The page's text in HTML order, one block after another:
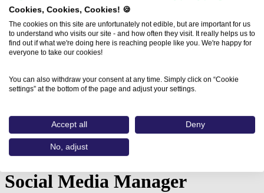
Home
Aus- und Weiterbildungen
Social Media Manager (vhs-Weiterbildungsakademie…
Social Media Manager
Cookies, Cookies, Cookies! 🍪
The cookies on this site are unfortunately not edible, but are important for us
to understand who visits our site - and how often they visit. It really helps us to
find out if what we're doing here is reaching people like you. We're happy for
everyone to take our cookies!
You can also withdraw your consent at any time. Simply click on “Cookie
settings” at the bottom of the page and adjust your settings.
Accept all Deny
No, adjust